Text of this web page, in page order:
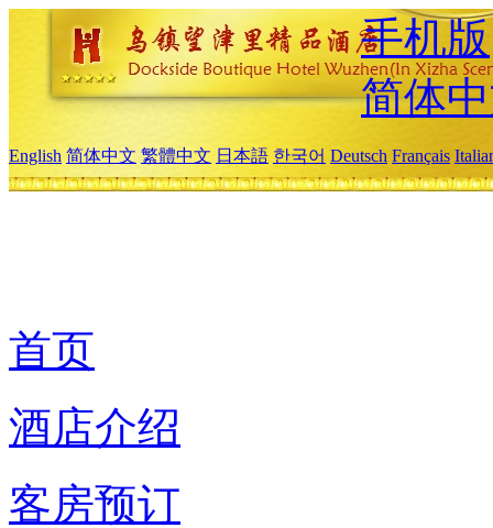
手机版
简体
English 简体中文 繁體中文 日本語 한국어 Deutsch Français
首页
酒店介绍
客房预订